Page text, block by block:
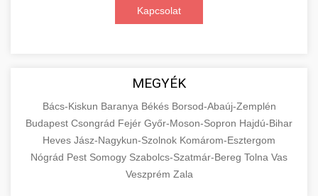
Kapcsolat
MEGYÉK
Bács-Kiskun Baranya Békés Borsod-Abaúj-Zemplén
Budapest Csongrád Fejér Győr-Moson-Sopron Hajdú-Bihar
Heves Jász-Nagykun-Szolnok Komárom-Esztergom
Nógrád Pest Somogy Szabolcs-Szatmár-Bereg Tolna Vas
Veszprém Zala